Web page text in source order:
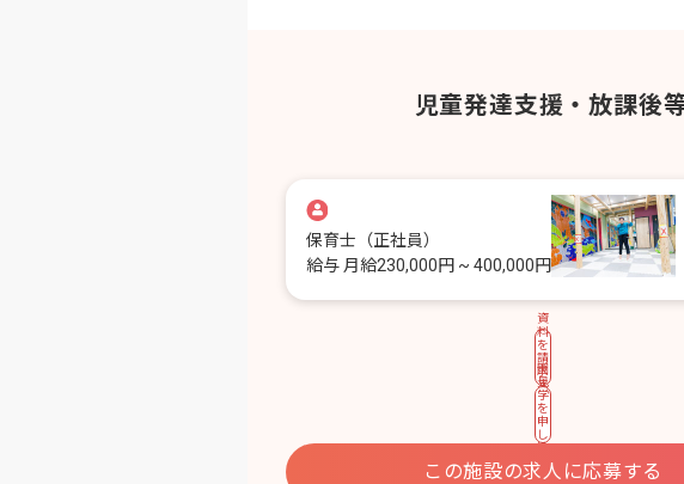
児童発達支援・放課後
保育士 （正社員）
給与 月給230,000円 ~ 400,000円
資
料
を
請
求
す
る
園
見
学
を
申
し
込
む
この施設の求人に応募する